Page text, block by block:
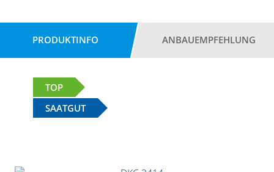
PRODUKTINFO ANBAUEMPFEHLUNG
TOP
SAATGUT